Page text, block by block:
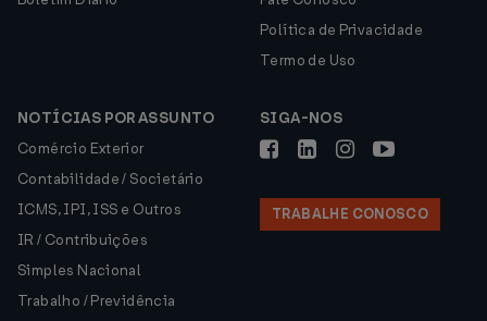
Política de Privacidade
Termo de Uso
NOTÍCIAS POR ASSUNTO
Comércio Exterior
Contabilidade / Societário
ICMS, IPI, ISS e Outros
IR / Contribuições
Simples Nacional
Trabalho / Previdência
SIGA-NOS
TRABALHE CONOSCO